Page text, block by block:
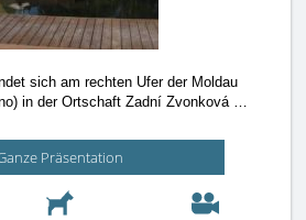
sich am rechten Ufer der Moldau
in der Ortschaft Zadní Zvonková …
Präsentation